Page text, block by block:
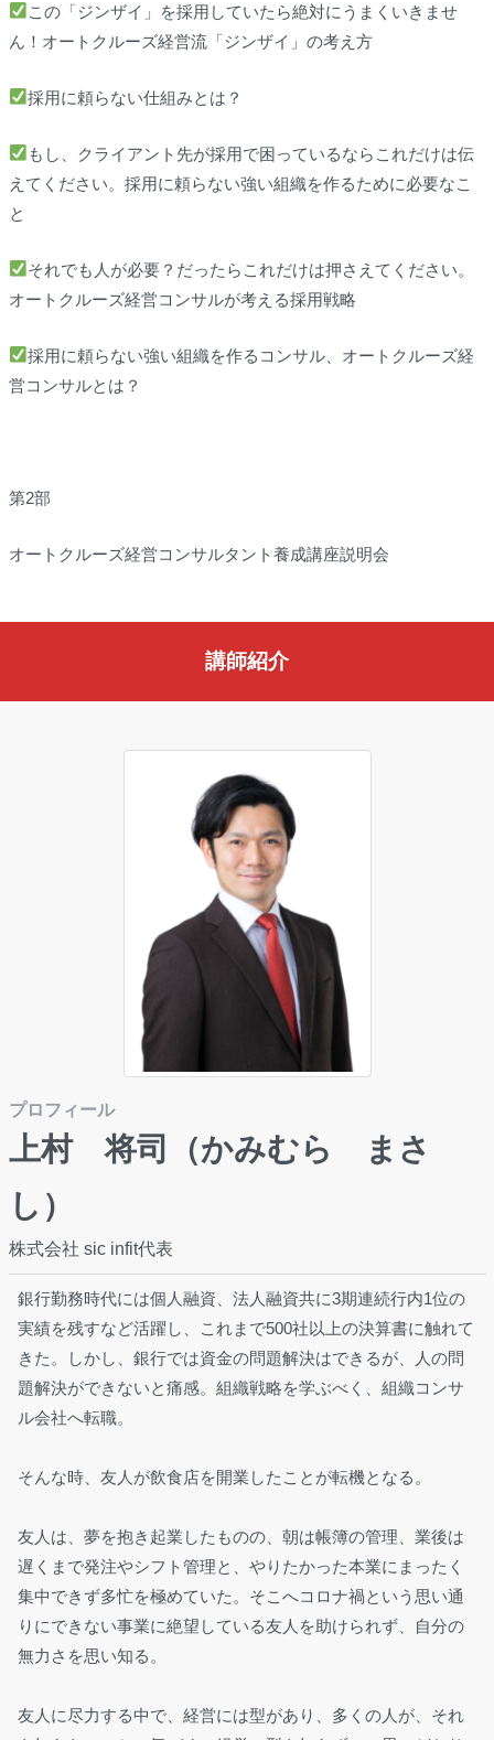
この「ジンザイ」を採用していたら絶対にうまくいきませ
ん！オートクルーズ経営流「ジンザイ」の考え方
採用に頼らない仕組みとは？
もし、クライアント先が採用で困っているならこれだけは伝
えてください。採用に頼らない強い組織を作るために必要なこ
と
それでも人が必要？だったらこれだけは押さえてください。
オートクルーズ経営コンサルが考える採用戦略
採用に頼らない強い組織を作るコンサル、オートクルーズ経
営コンサルとは？
第2部
オートクルーズ経営コンサルタント養成講座説明会
講師紹介
プロフィール
上村 将司（かみむら まさ
し）
株式会社 sic infit代表
銀行勤務時代には個人融資、法人融資共に3期連続行内1位の
実績を残すなど活躍し、これまで500社以上の決算書に触れて
きた。しかし、銀行では資金の問題解決はできるが、人の問
題解決ができないと痛感。組織戦略を学ぶべく、組織コンサ
ル会社へ転職。
そんな時、友人が飲食店を開業したことが転機となる。
友人は、夢を抱き起業したものの、朝は帳簿の管理、業後は
遅くまで発注やシフト管理と、やりたかった本業にまったく
集中できず多忙を極めていた。そこへコロナ禍という思い通
りにできない事業に絶望している友人を助けられず、自分の
無力さを思い知る。
友人に尽力する中で、経営には型があり、多くの人が、それ